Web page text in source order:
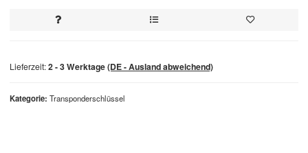
Kategorie Transponderschlüssel
Lieferzeit:2 - 3 Werktage(DE - Ausland abweichend)